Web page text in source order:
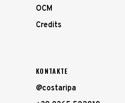
OCM
Credits
KONTAKTE
@costaripa